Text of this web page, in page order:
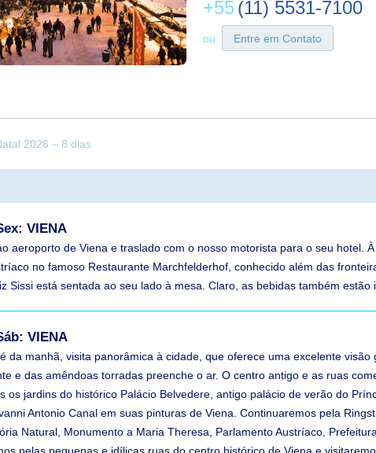
+55(11) 5531-7100
ou Entre em Contato
2026 – 8 dias
VIENA
aeroporto de Viena e traslado com o nosso motorista para o seu
no famoso Restaurante Marchfelderhof, conhecido além das
Sissi está sentada ao seu lado à mesa. Claro, as bebidas também estão
VIENA
da manhã, visita panorâmica à cidade, que oferece uma excelente
e das amêndoas torradas preenche o ar. O centro antigo e as ruas
os jardins do histórico Palácio Belvedere, antigo palácio de verão do
Antonio Canal em suas pinturas de Viena. Continuaremos pela
Natural, Monumento a Maria Theresa, Parlamento Austríaco,
pelas pequenas e idílicas ruas do centro histórico de Viena e